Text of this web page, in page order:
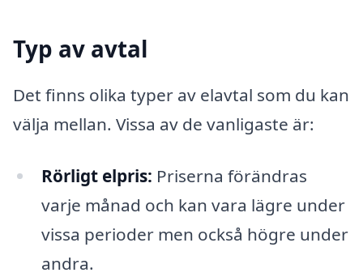
Typ av avtal
Det finns olika typer av elavtal som du kan
välja mellan. Vissa av de vanligaste är:
Rörligt elpris: Priserna förändras
varje månad och kan vara lägre under
vissa perioder men också högre under
andra.